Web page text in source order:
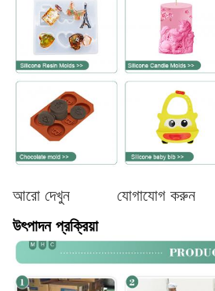
আরো দেখুন যোগাযোগ করুন
উৎপাদন প্রক্রিয়া